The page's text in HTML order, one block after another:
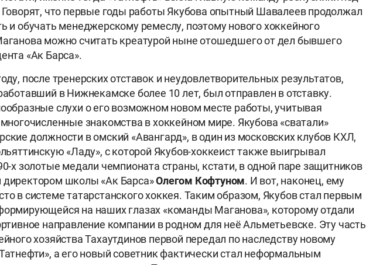
что первые годы работы Якубова опытный Шавалеев продолжал
и обучать менеджерскому ремеслу, поэтому нового хоккейного
можно считать креатурой ныне отошедшего от дел бывшего
«Ак Барса».
после тренерских отставок и неудовлетворительных результатов,
в Нижнекамске более 10 лет, был отправлен в отставку.
слухи о его возможном новом месте работы, учитывая
многочисленные знакомства в хоккейном мире. Якубова «сватали»
должности в омский «Авангард», в один из московских клубов КХЛ,
«Ладу», с которой Якубов-хоккеист также выигрывал
х золотые медали чемпионата страны, кстати, в одной паре защитников
школы «Ак Барса»Олегом Кофтуном. И вот, наконец, ему
в системе татарстанского хоккея. Таким образом, Якубов стал первым
на наших глазах «команды Маганова», которому отдали
направление компании в родном для неё Альметьевске. Эту часть
хозяйства Тахаутдинов первой передал по наследству новому
а его новый советник фактически стал неформальным